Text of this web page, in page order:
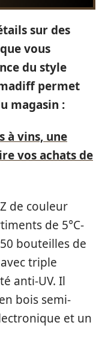
sur des
vous
du style
permet
magasin :
à vins, une
vos achats de
de couleur
de 5°C-
bouteilles de
triple
anti-UV. Il
bois semi-
et un